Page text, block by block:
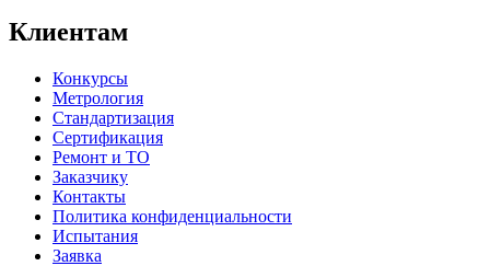
Клиентам
Конкурсы
Метрология
Стандартизация
Сертификация
Ремонт и ТО
Заказчику
Контакты
Политика конфиденциальности
Испытания
Заявка